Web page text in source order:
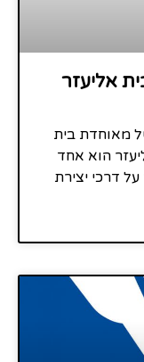
אליעזר
מאוחדת בית
הוא אחד
דרכי יצירת